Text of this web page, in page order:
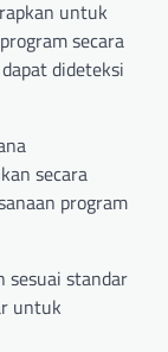
untuk
secara
dideteksi
secara
program
sesuai standar
untuk